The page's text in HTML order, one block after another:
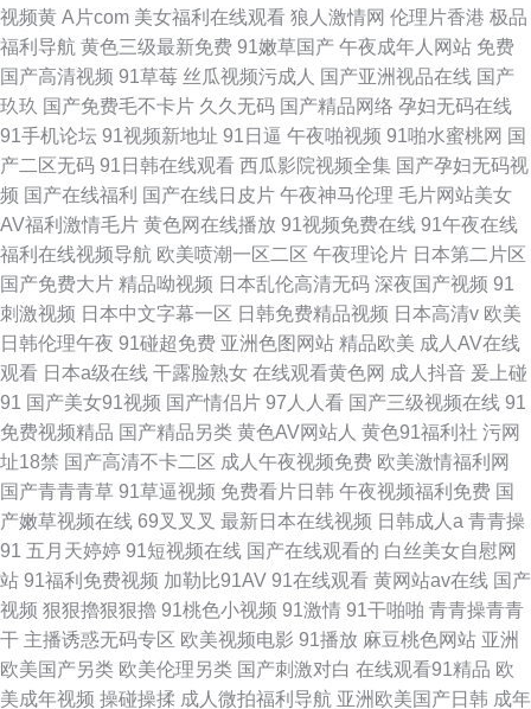
视频黄 A片com 美女福利在线观看 狼人激情网 伦理片香港 极品
福利导航 黄色三级最新免费 91嫩草国产 午夜成年人网站 免费
国产高清视频 91草莓 丝瓜视频污成人 国产亚洲视品在线 国产
玖玖 国产免费毛不卡片 久久无码 国产精品网络 孕妇无码在线
91手机论坛 91视频新地址 91日逼 午夜啪视频 91啪水蜜桃网 国
产二区无码 91日韩在线观看 西瓜影院视频全集 国产孕妇无码视
频 国产在线福利 国产在线日皮片 午夜神马伦理 毛片网站美女
AV福利激情毛片 黄色网在线播放 91视频免费在线 91午夜在线
福利在线视频导航 欧美喷潮一区二区 午夜理论片 日本第二片区
国产免费大片 精品呦视频 日本乱伦高清无码 深夜国产视频 91
刺激视频 日本中文字幕一区 日韩免费精品视频 日本高清v 欧美
日韩伦理午夜 91碰超免费 亚洲色图网站 精品欧美 成人AV在线
观看 日本a级在线 干露脸熟女 在线观看黄色网 成人抖音 爰上碰
91 国产美女91视频 国产情侣片 97人人看 国产三级视频在线 91
免费视频精品 国产精品另类 黄色AV网站人 黄色91福利社 污网
址18禁 国产高清不卡二区 成人午夜视频免费 欧美激情福利网
国产青青青草 91草逼视频 免费看片日韩 午夜视频福利免费 国
产嫩草视频在线 69叉叉叉 最新日本在线视频 日韩成人a 青青操
91 五月天婷婷 91短视频在线 国产在线观看的 白丝美女自慰网
站 91福利免费视频 加勒比91AV 91在线观看 黄网站av在线 国产
视频 狠狠擼狠狠擼 91桃色小视频 91激情 91干啪啪 青青操青青
干 主播诱惑无码专区 欧美视频电影 91播放 麻豆桃色网站 亚洲
欧美国产另类 欧美伦理另类 国产刺激对白 在线观看91精品 欧
美成年视频 操碰操揉 成人微拍福利导航 亚洲欧美国产日韩 成年